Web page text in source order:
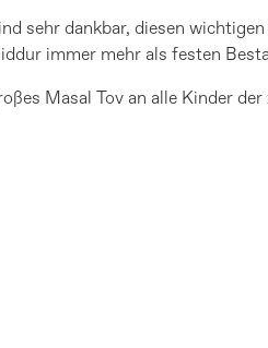
sehr dankbar, diesen
immer mehr als festen
Masal Tov an alle Kinder